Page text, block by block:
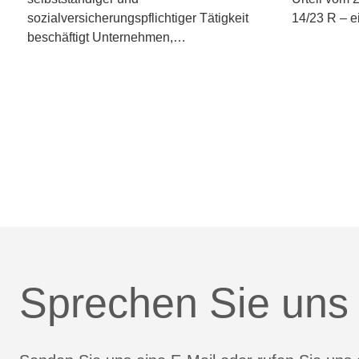
sozialversicherungspflichtiger Tätigkeit
beschäftigt Unternehmen,…
14/23 R –
Sprechen Sie uns